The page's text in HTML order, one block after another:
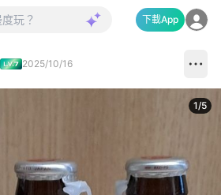
下載App
2025/10/16
1/5